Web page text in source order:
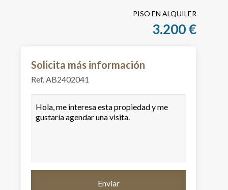
PISO EN ALQUILER
3.200 €
Solicita más información
Ref. AB2402041